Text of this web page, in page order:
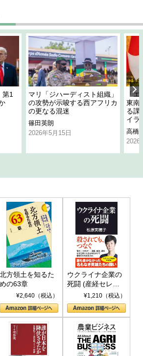
1
マリ「ジハーディスト組織」
の攻勢が示唆する西アフリカ
の更なる混迷
篠田英朗
2026年5月15日
「
東南
る課
イラ
高橋
2026
北方領土を知るた
めの63章
¥2,640（税込）
ウクライナ企業の
死闘 (産経セレク
ト S 039)¥1,210（税込）